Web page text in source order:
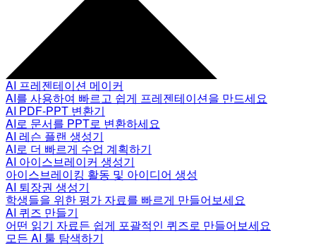
AI 프레젠테이션 메이커
AI를 사용하여 빠르고 쉽게 프레젠테이션을 만드세요
AI PDF-PPT 변환기
AI로 문서를 PPT로 변환하세요
AI 레슨 플랜 생성기
AI로 더 빠르게 수업 계획하기
AI 아이스브레이커 생성기
아이스브레이킹 활동 및 아이디어 생성
AI 퇴장권 생성기
학생들을 위한 평가 자료를 빠르게 만들어보세요
AI 퀴즈 만들기
어떤 읽기 자료든 쉽게 포괄적인 퀴즈로 만들어보세요
모든 AI 툴 탐색하기